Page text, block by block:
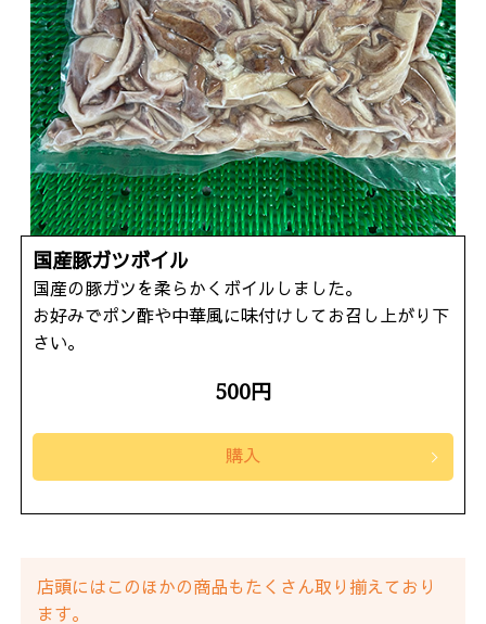
国産豚ガツボイル
国産の豚ガツを柔らかくボイルしました。
お好みでポン酢や中華風に味付けしてお召し上がり下
さい。
500円
購入
店頭にはこのほかの商品もたくさん取り揃えており
ます。